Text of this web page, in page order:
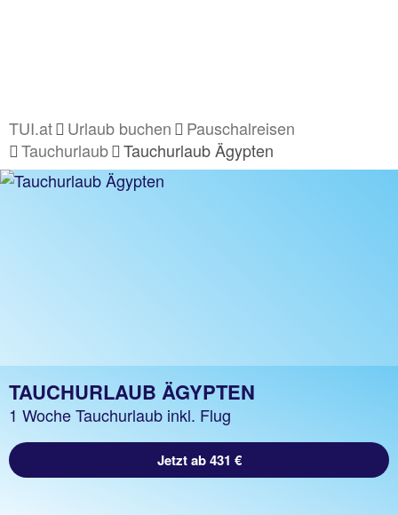
TUI.at Urlaub buchen
Pauschalreisen
Tauchurlaub
Tauchurlaub Ägypten
TAUCHURLAUB ÄGYPTEN
1 Woche Tauchurlaub inkl. Flug
Jetzt ab 431 €